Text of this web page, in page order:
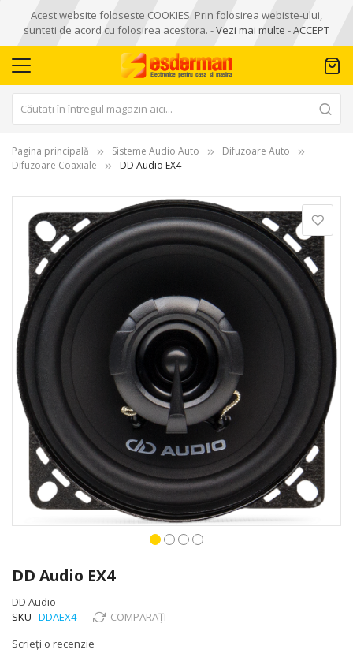
Acest website foloseste COOKIES. Prin folosirea webiste-ului,
sunteti de acord cu folosirea acestora. -Vezi mai multe -ACCEPT
Pagina principală Sisteme Audio Auto
Difuzoare Auto
Difuzoare Coaxiale
DD Audio EX4
end
images
gallery
to
the
beginning
of
images
DD Audio EX4
DD Audio
SKU DDAEX4
COMPARAȚI
Scrieți o recenzie